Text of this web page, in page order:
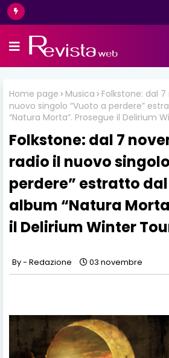
Home page Musica
Folkstone: dal
nuovo singolo “Vuoto a perdere”
“Natura Morta”. Prosegue il Delirium
Folkstone: dal 7
radio il nuovo
perdere” estratto
album “Natura
il Delirium Winter
Redazione 03 novembre